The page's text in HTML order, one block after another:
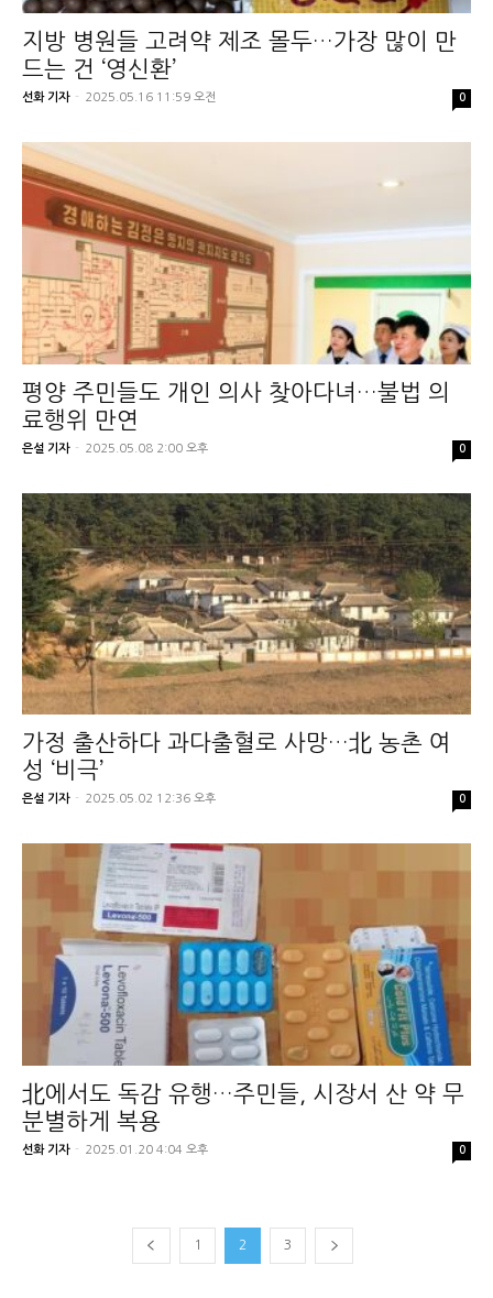
지방 병원들 고려약 제조 몰두…가장 많이 만
드는 건 ‘영신환’
선화 기자 - 2025.05.16 11:59 오전 0
평양 주민들도 개인 의사 찾아다녀…불법 의
료행위 만연
은설 기자 - 2025.05.08 2:00 오후 0
가정 출산하다 과다출혈로 사망…北 농촌 여
성 ‘비극’
은설 기자 - 2025.05.02 12:36 오후 0
北에서도 독감 유행…주민들, 시장서 산 약 무
분별하게 복용
선화 기자 - 2025.01.20 4:04 오후 0
1 2 3